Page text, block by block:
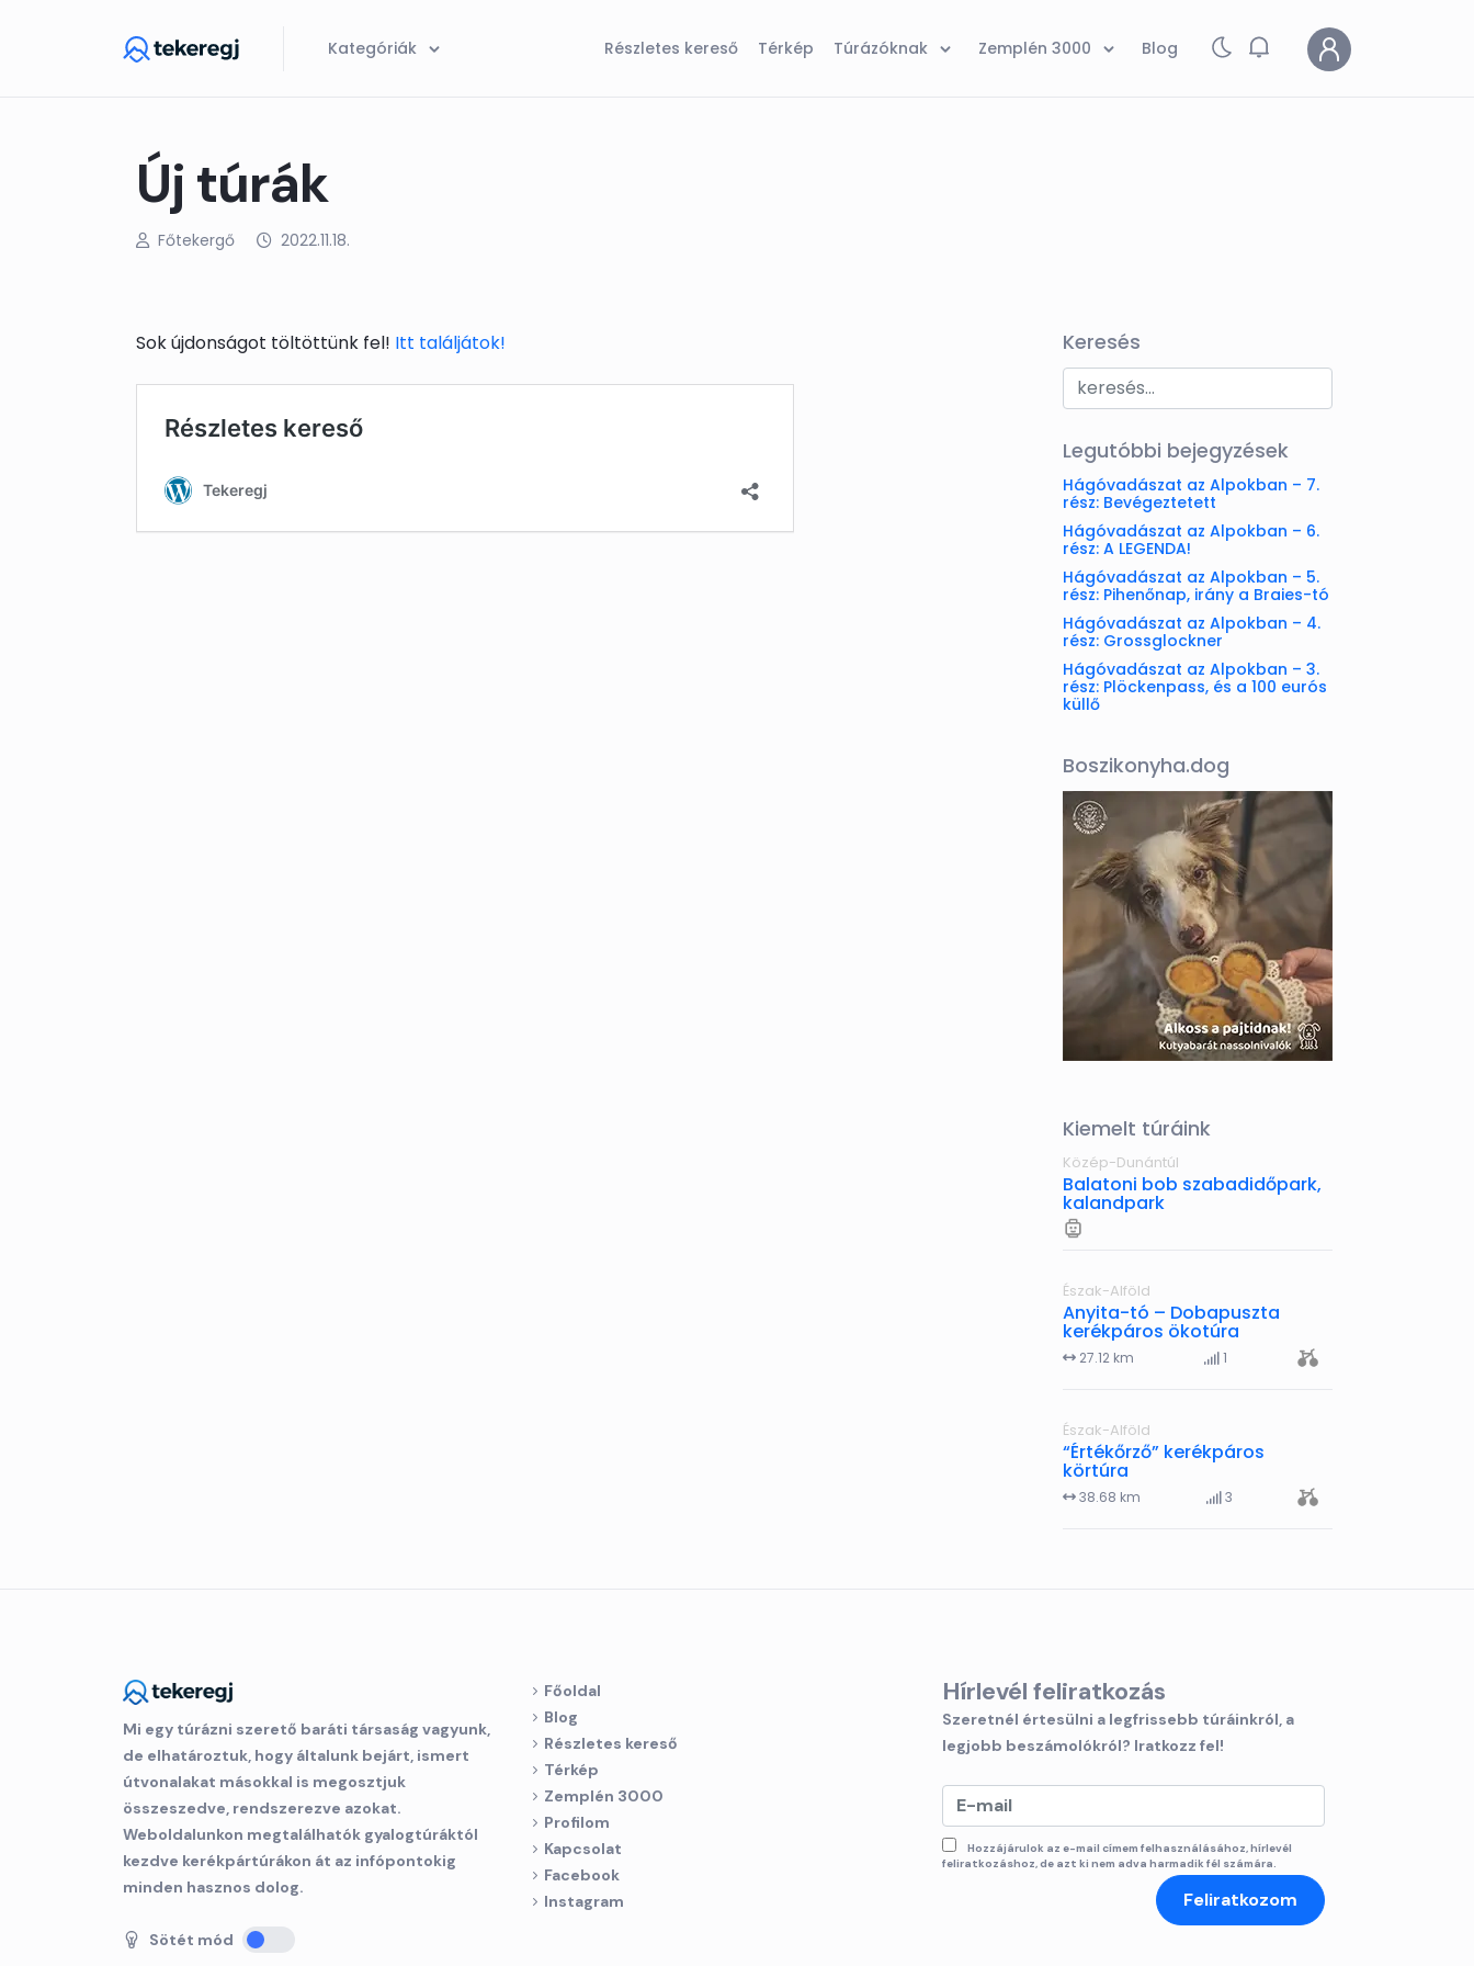
Kategóriák Részletes kereső Térkép Túrázóknak Zemplén 3000 Blog
Új túrák
Főtekergő 2022.11.18.
Sok újdonságot töltöttünk fel! Itt találjátok! Keresés
Legutóbbi bejegyzések
Hágóvadászat az Alpokban – 7.
rész: Bevégeztetett
Hágóvadászat az Alpokban – 6.
rész: A LEGENDA!
Hágóvadászat az Alpokban – 5.
rész: Pihenőnap, irány a Braies-tó
Hágóvadászat az Alpokban – 4.
rész: Grossglockner
Hágóvadászat az Alpokban – 3.
rész: Plöckenpass, és a 100 eurós
küllő
Boszikonyha.dog
Kiemelt túráink
Közép-Dunántúl
Balatoni bob szabadidőpark,
kalandpark
Észak-Alföld
Anyita-tó – Dobapuszta
kerékpáros ökotúra
27.12 km 1
Észak-Alföld
“Értékőrző” kerékpáros
körtúra
38.68 km 3
Mi egy túrázni szerető baráti társaság vagyunk,
de elhatároztuk, hogy általunk bejárt, ismert
útvonalakat másokkal is megosztjuk
összeszedve, rendszerezve azokat.
Weboldalunkon megtalálhatók gyalogtúráktól
kezdve kerékpártúrákon át az infópontokig
minden hasznos dolog.
Sötét mód
Főoldal
Blog
Részletes kereső
Térkép
Zemplén 3000
Profilom
Kapcsolat
Facebook
Instagram
Hírlevél feliratkozás
Szeretnél értesülni a legfrissebb túráinkról, a
legjobb beszámolókról? Iratkozz fel!
Hozzájárulok az e-mail címem felhasználásához, hírlevél
feliratkozáshoz, de azt ki nem adva harmadik fél számára.
Feliratkozom